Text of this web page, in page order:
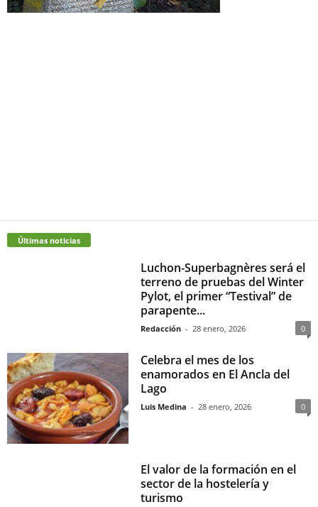
Últimas noticias
Luchon-Superbagnères será el
terreno de pruebas del Winter
Pylot, el primer “Testival” de
parapente...
Redacción - 28 enero, 2026 0
Celebra el mes de los
enamorados en El Ancla del
Lago
Luis Medina - 28 enero, 2026 0
El valor de la formación en el
sector de la hostelería y
turismo